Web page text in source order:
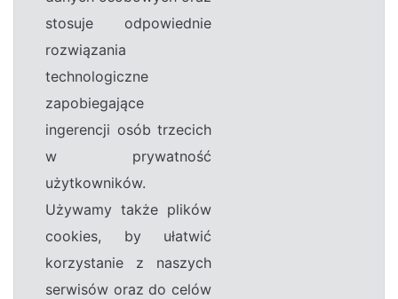
stosuje odpowiednie
rozwiązania
technologiczne
zapobiegające
ingerencji osób trzecich
w prywatność
użytkowników.
Używamy także plików
cookies, by ułatwić
korzystanie z naszych
serwisów oraz do celów